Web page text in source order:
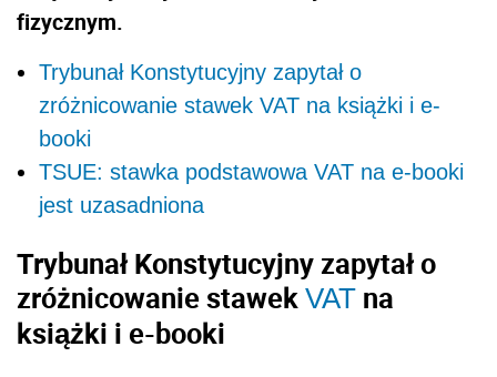
fizycznym.
Trybunał Konstytucyjny zapytał o
zróżnicowanie stawek VAT na książki i e-
booki
TSUE: stawka podstawowa VAT na e-booki
jest uzasadniona
Trybunał Konstytucyjny zapytał o
zróżnicowanie stawek VAT na
książki i e-booki